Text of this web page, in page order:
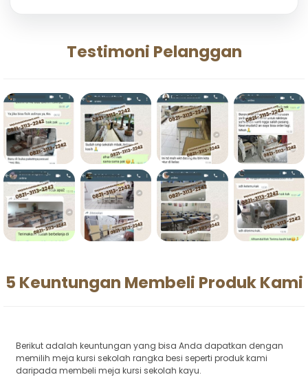
Testimoni Pelanggan
5 Keuntungan Membeli Produk Kami
Berikut adalah keuntungan yang bisa Anda dapatkan dengan
memilih meja kursi sekolah rangka besi seperti produk kami
daripada membeli meja kursi sekolah kayu.